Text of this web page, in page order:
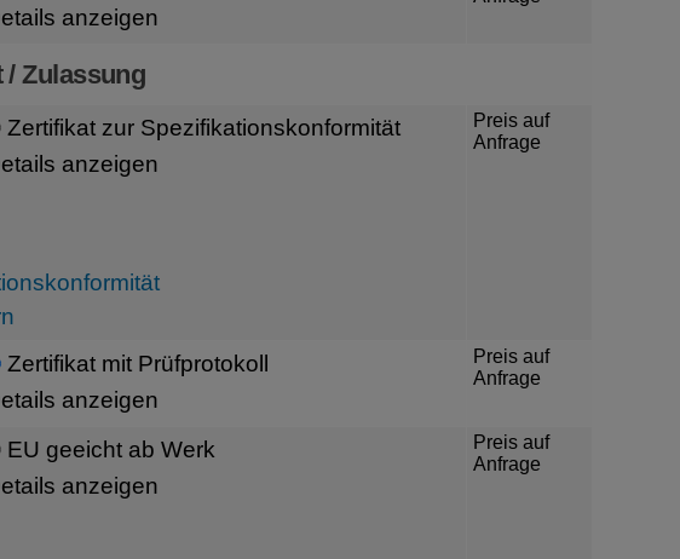
anzeigen
/ Zulassung
Zertifikat zur Spezifikationskonformität
anzeigen
Preis auf
Anfrage
Zertifikat mit Prüfprotokoll
anzeigen
Preis auf
Anfrage
EU geeicht ab Werk
anzeigen
Preis auf
Anfrage